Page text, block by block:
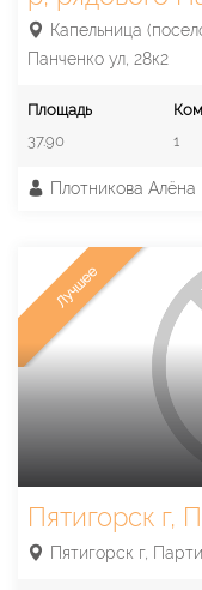
Капельница
Панченко ул, 28к2
Площадь
37.90
1
Плотникова Алёна
Лучшее
Пятигорск г,
Пятигорск г,